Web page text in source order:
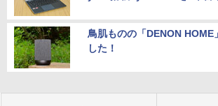
鳥肌ものの「DENON HOME
した！